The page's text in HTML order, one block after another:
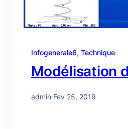
Infogenerale6, Technique
Modélisation
admin·Fév 25, 2019